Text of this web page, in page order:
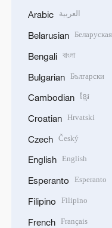
Arabic العربية
Belarusian Беларуская
Bengali বাংলা
Bulgarian Български
Cambodian ខ្មែរ
Croatian Hrvatski
Czech Český
English English
Esperanto Esperanto
Filipino Filipino
French Français